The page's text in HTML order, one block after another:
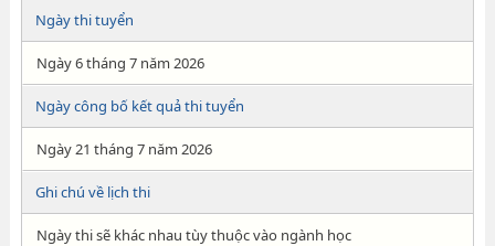
Ngày thi tuyển
Ngày 6 tháng 7 năm 2026
Ngày công bố kết quả thi tuyển
Ngày 21 tháng 7 năm 2026
Ghi chú về lịch thi
Ngày thi sẽ khác nhau tùy thuộc vào ngành học